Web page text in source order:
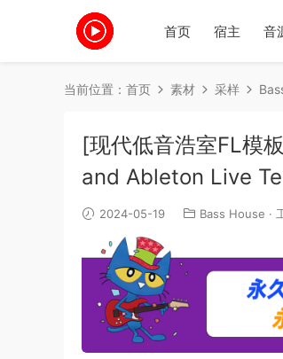
首页 宿主 音
当前位置： 首页 素材 采样
[现代低音浩室FL模
and Ableton Live
2024-05-19 Bass House ·